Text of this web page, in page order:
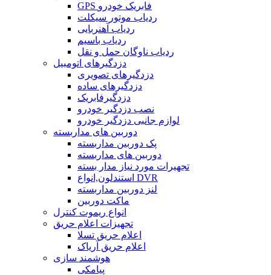
GPS فابریک خودرو
ردیاب موتور سیکلت
ردیاب آهنربایی
ردیاب باسیم
ردیاب ناوگان حمل و نقل
دزدگیرهای اتومبیل
دزدگیرهای تصویری
دزدگیرهای ساده
دزدگیرفابریک
نصب دزدگیر خودرو
لوازم جانبی دزدگیر خودرو
دوربین های مداربسته
پک دوربین مداربسته
دوربین های مداربسته
تجهیرات مورد نیاز مدار بسته
استندلون,انواع DVR
لنز دوربین مداربسته
ماکت دوربین
انواع ریموت کنترل
تجهیزات اعلام حریق
اعلام حریق تسلا
اعلام حریق آریاک
هوشمند سازی
پیامکی